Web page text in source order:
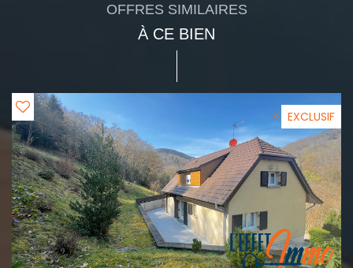
OFFRES SIMILAIRES
À CE BIEN
EXCLUSIF